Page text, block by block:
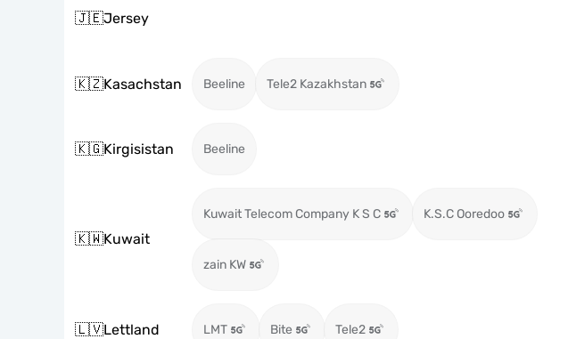
🇯🇪Jersey
🇰🇿Kasachstan Beeline Tele2 Kazakhstan
🇰🇬Kirgisistan Beeline
🇰🇼Kuwait
Kuwait Telecom Company K S C K.S.C Ooredoo
zain KW
🇱🇻Lettland LMT Bite Tele2